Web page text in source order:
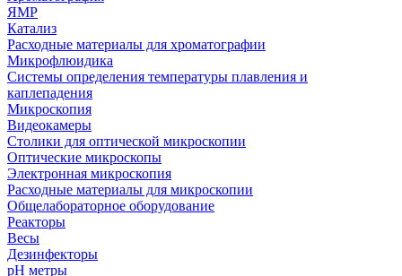
ЯМР
Катализ
Расходные материалы для хроматографии
Микрофлюидика
Системы определения температуры плавления и
каплепадения
Микроскопия
Видеокамеры
Столики для оптической микроскопии
Оптические микроскопы
Электронная микроскопия
Расходные материалы для микроскопии
Общелабораторное оборудование
Реакторы
Весы
Дезинфекторы
рН метры